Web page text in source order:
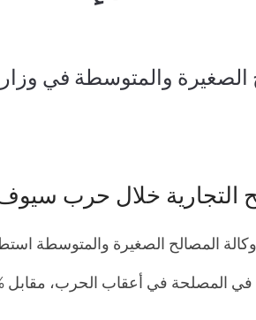
الصغيرة والمتوسطة في
التجارية خلال حرب
في أعقاب الحرب، مقابل %65 من أصحاب